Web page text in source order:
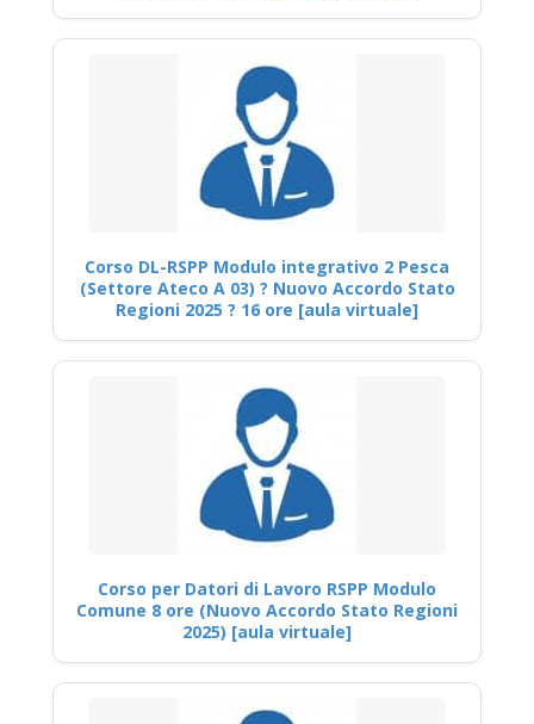
Corso DL-RSPP Modulo integrativo 2 Pesca
(Settore Ateco A 03) ? Nuovo Accordo Stato
Regioni 2025 ? 16 ore [aula virtuale]
Corso per Datori di Lavoro RSPP Modulo
Comune 8 ore (Nuovo Accordo Stato Regioni
2025) [aula virtuale]